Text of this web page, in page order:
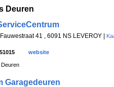
Deuren
41 , 6091 NS LEVEROY |
website
Garagedeuren